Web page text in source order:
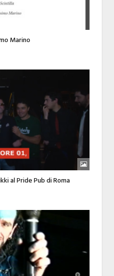
Marino
al Pride Pub di Roma